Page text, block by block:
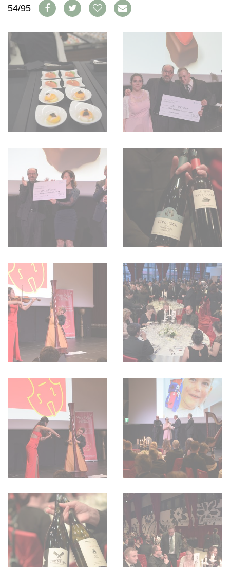
ABO
VORTEILSWELT
BÜCHER
WEINSZENE
PORTRAITS
VINOPHILES
ANMELDEN
AWARDS
GEWINNSPIELE
VORTEILSWELT
TRINKREIFETABELLE
WEINSUCHE
NEWSLETTER
WINE TRADE CLUB
REDAKTION
WERBUNG
PRESSE
IMPRESSUM
54/95